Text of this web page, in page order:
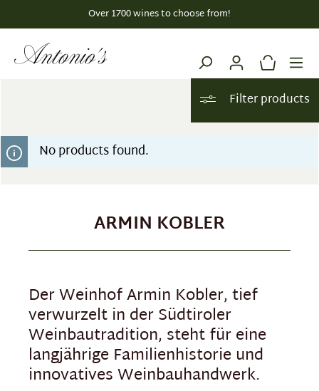
Over 1700 wines to choose from!
Filter products
No products found.
ARMIN KOBLER
Der Weinhof Armin Kobler, tief
verwurzelt in der Südtiroler
Weinbautradition, steht für eine
langjährige Familienhistorie und
innovatives Weinbauhandwerk.